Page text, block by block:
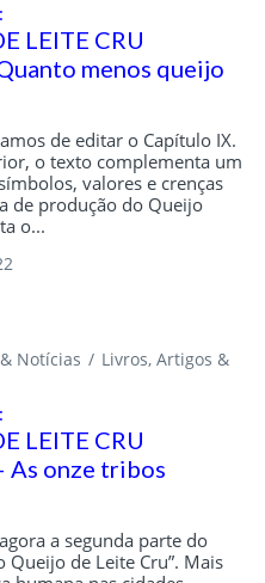
LEITE CRU
menos queijo
de editar o Capítulo IX.
o texto complementa um
valores e crenças
de produção do Queijo
o...
Notícias
Livros, Artigos &
LEITE CRU
As onze tribos
a segunda parte do
Queijo de Leite Cru”. Mais